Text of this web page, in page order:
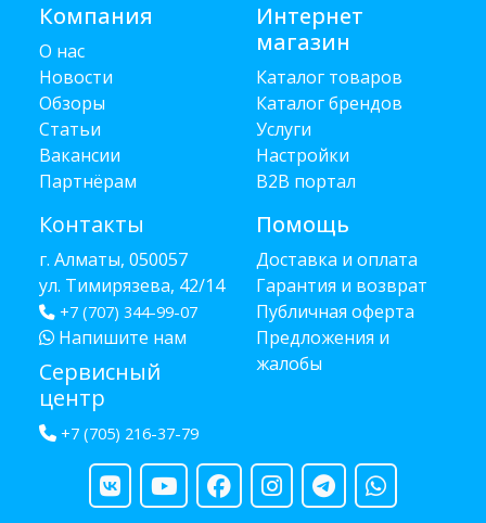
Компания
О нас
Новости
Обзоры
Статьи
Вакансии
Партнёрам
Контакты
г. Алматы, 050057
ул. Тимирязева, 42/14
+7 (707) 344-99-07
Напишите нам
Сервисный
центр
+7 (705) 216-37-79
Интернет
магазин
Каталог товаров
Каталог брендов
Услуги
Настройки
B2B портал
Помощь
Доставка и оплата
Гарантия и возврат
Публичная оферта
Предложения и
жалобы